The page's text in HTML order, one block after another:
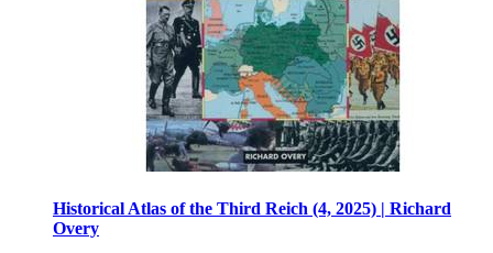
Historical Atlas of the Third Reich (4, 2025) | Richard
Overy